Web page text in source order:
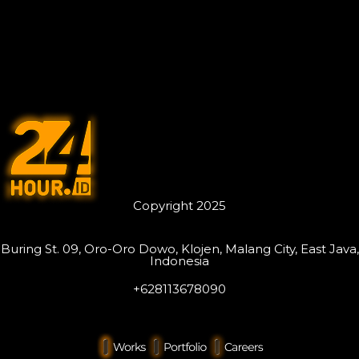
Copyright 2025
Buring St. 09, Oro-Oro Dowo, Klojen, Malang City, East Java,
Indonesia
+628113678090